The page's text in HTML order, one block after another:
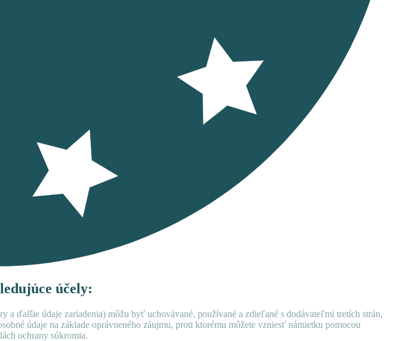
účely:
a ďalšie údaje zariadenia) môžu byť uchovávané, používané a zdieľané s dodávateľmi tretích strán,
údaje na základe oprávneného záujmu, proti ktorému môžete vzniesť námietku pomocou
ochrany súkromia.